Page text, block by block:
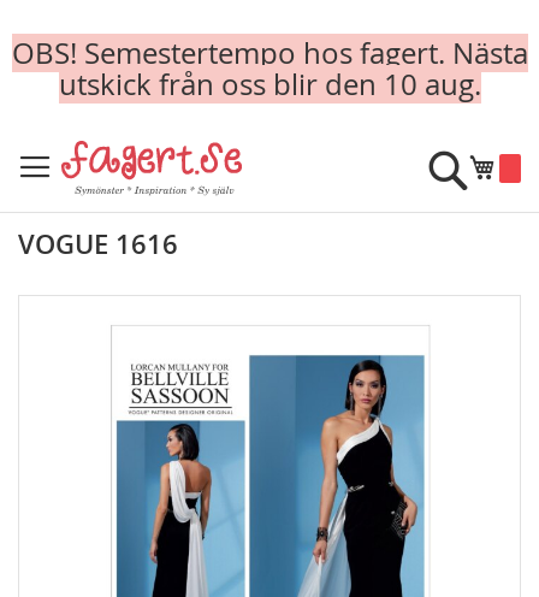
OBS! Semestertempo hos fagert. Nästa
utskick från oss blir den 10 aug.
to
Content
Min
Sök
VOGUE 1616